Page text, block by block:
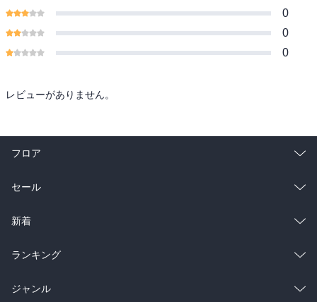
0
0
0
レビューがありません。
フロア
総合
ラノベ
雑誌・グラビア
BL・TL
セール
総合
ラノベ
雑誌・グラビア
新着
総合
ラノベ
ランキング
総合
ジャンル